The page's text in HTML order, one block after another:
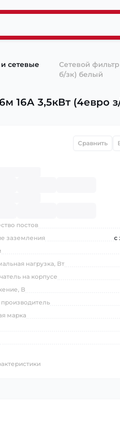
сетевые
Сетевой фильтр
б/зк) белый
16А 3,5кВт (4евро
Сравнить
постов
заземления
с
нагрузка, Вт
на корпусе
В
марка